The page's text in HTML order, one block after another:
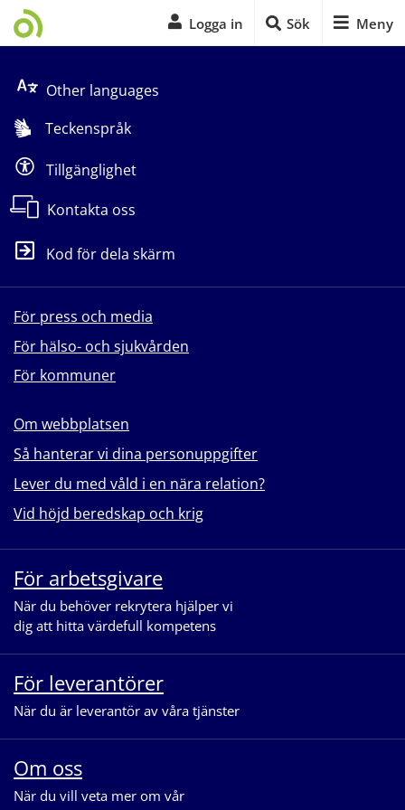
Logga in Sök Meny
Other languages
Teckenspråk
Tillgänglighet
Kontakta oss
Kod för dela skärm
För press och media
För hälso- och sjukvården
För kommuner
Om webbplatsen
Så hanterar vi dina personuppgifter
Lever du med våld i en nära relation?
Vid höjd beredskap och krig
För arbetsgivare
När du behöver rekrytera hjälper vi
dig att hitta värdefull kompetens
För leverantörer
När du är leverantör av våra tjänster
Om oss
När du vill veta mer om vår